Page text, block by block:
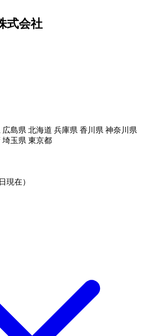
式会社
島県 北海道 兵庫県 香川県 神奈川県
埼玉県 東京都
現在）